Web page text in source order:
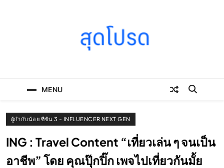
MENU
ผู้กำกับน้อย ซีซัน 3 - INFLUENCER NEXT GEN
ING : Travel Content “เที่ยวเล่น ๆ จนเป็น
อาชีพ” โดย คุณปุ๊กปิ๊ก เพจไปเที่ยวกันมั้ย